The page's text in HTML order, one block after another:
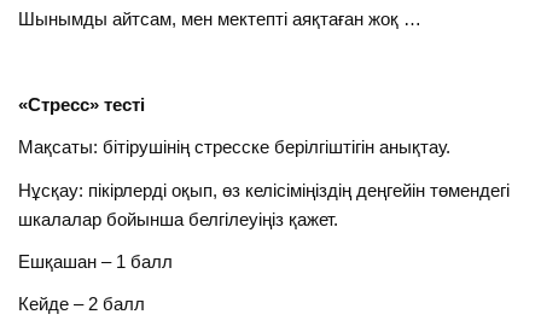
Шынымды айтсам, мен мектепті аяқтаған жоқ …
«Стресс» тесті
Мақсаты: бітірушінің стресске берілгіштігін анықтау.
Нұсқау: пікірлерді оқып, өз келісіміңіздің деңгейін төмендегі
шкалалар бойынша белгілеуіңіз қажет.
Ешқашан – 1 балл
Кейде – 2 балл